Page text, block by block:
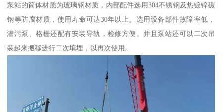
泵站的筒体材质为玻璃钢材质，内部配件选用304不锈钢及热镀锌碳
钢等防腐材质，使用寿命可达30年以上。选用设备部件故障率低，
潜污泵、格栅还配有安装导轨，检修方便。并且泵站还可以二次吊
装起来搬移进行二次填埋，以再次使用。